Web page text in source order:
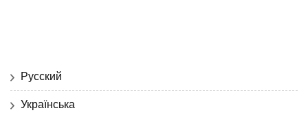
Русский
Українська